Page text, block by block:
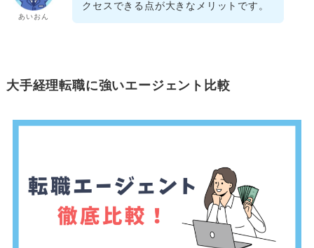
あいおん
クセスできる点が大きなメリットです。
大手経理転職に強いエージェント比較